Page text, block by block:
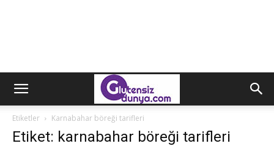
Etiketler Karnabahar böreği tarifleri
Etiket: karnabahar böreği tarifleri